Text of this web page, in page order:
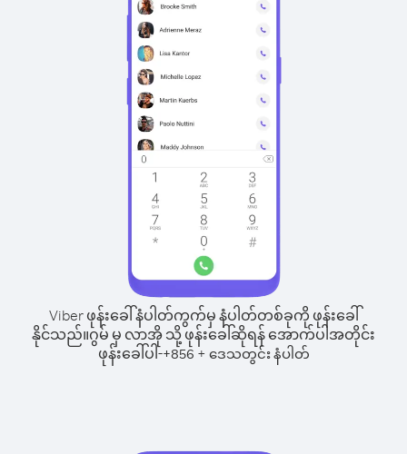
Viber ဖုန်းခေါ်နံပါတ်ကွက်မှ နံပါတ်တစ်ခုကို ဖုန်းခေါ်
နိုင်သည်။ဂွမ် မှ လာအို သို့ ဖုန်းခေါ်ဆိုရန် အောက်ပါအတိုင်း
ဖုန်းခေါ်ပါ-+856 + ဒေသတွင်း နံပါတ်